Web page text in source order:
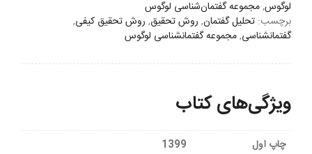
لوگوس,مجموعه گفتمان‌شناسی لوگوس
برچسب: تحلیل گفتمان, روش تحقیق, روش تحقیق کیفی,
گفتمانشناسی,مجموعه گفتمانشناسی لوگوس
ویژگی‌های کتاب
چاپ اول
1399